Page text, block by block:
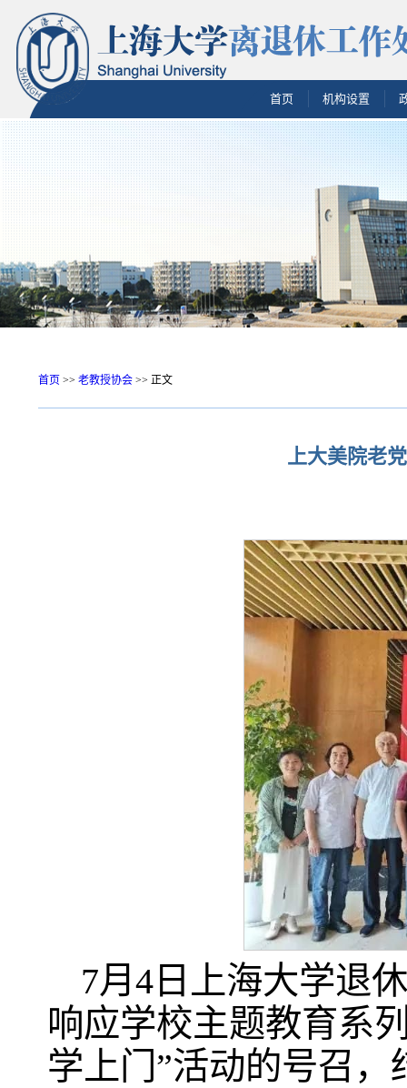
首页 机构设置
首页 >> 老教授协会 >> 正文
上大美院老
7月4日上海大学退
响应学校主题教育系
学上门”活动的号召